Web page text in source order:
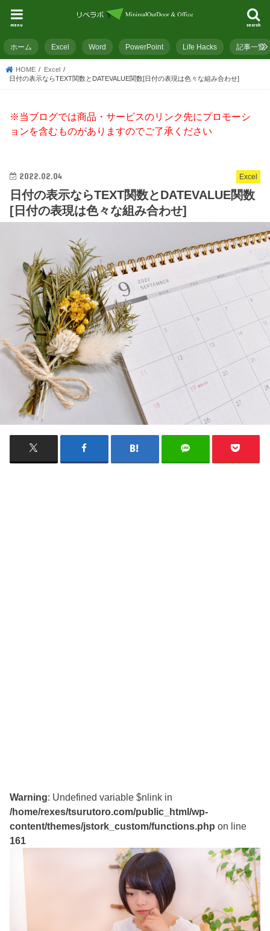
search
menu
ホーム Excel Word PowerPoint Life Hacks 記事一覧
HOME
Excel
日付の表示ならTEXT関数とDATEVALUE関数[日付の表現は色々な組み合わせ]
※当ブログでは商品・サービスのリンク先にプロモーシ
ョンを含むものがありますのでご了承ください
Excel
2022.02.04
日付の表示ならTEXT関数とDATEVALUE関数
[日付の表現は色々な組み合わせ]
Warning: Undefined variable $nlink in
/home/rexes/tsurutoro.com/public_html/wp-
content/themes/jstork_custom/functions.php on line
161